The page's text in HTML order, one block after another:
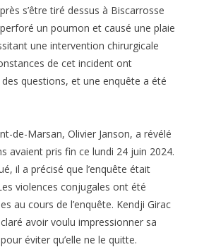
s’être tiré dessus à Biscarrosse
un poumon et causé une plaie
une intervention chirurgicale
de cet incident ont
questions, et une enquête a été
de-Marsan, Olivier Janson, a révélé
avaient pris fin ce lundi 24 juin 2024.
il a précisé que l’enquête était
violences conjugales ont été
au cours de l’enquête. Kendji Girac
avoir voulu impressionner sa
éviter qu’elle ne le quitte.